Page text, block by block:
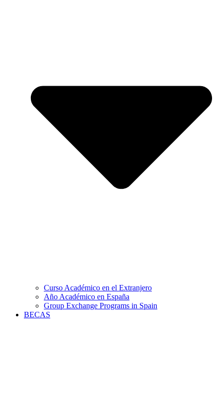
Curso Académico en el Extranjero
Año Académico en España
Group Exchange Programs in Spain
BECAS